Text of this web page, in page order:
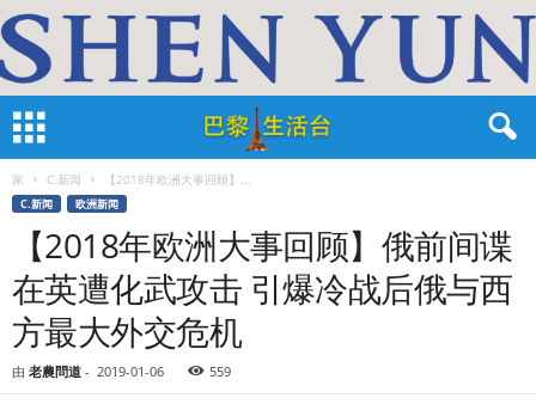
家 C.新闻 【2018年欧洲大事回顾】...
C.新闻 欧洲新闻
【2018年欧洲大事回顾】俄前间谍
在英遭化武攻击 引爆冷战后俄与西
方最大外交危机
由 老農問道 - 2019-01-06 559